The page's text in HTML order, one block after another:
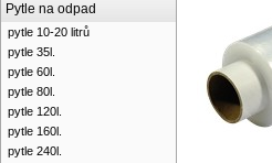
Pytle na odpad
pytle 10-20 litrů
pytle 35l.
pytle 60l.
pytle 80l.
pytle 120l.
pytle 160l.
pytle 240l.